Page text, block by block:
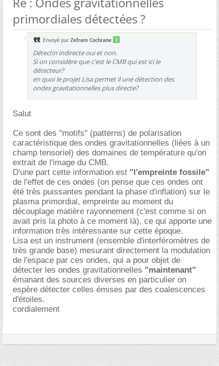
primordiales détectées ?
Envoyé par Zefram Cochrane
Détectin indirecte oui et non.
Si on considère que c'est le CMB qui est ici le
détecteur?
en quoi le projet Lisa permet il une détection des
ondes gravitationnelles plus directe?
Salut
Ce sont des "motifs" (patterns) de polarisation
caractéristique des ondes gravitationnelles (liées à un
champ tensoriel) des domaines de température qu'on
extrait de l'image du CMB.
D'une part cette information est "l'empreinte fossile"
de l'effet de ces ondes (on pense que ces ondes ont
été très puissantes pendant la phase d'inflation) sur le
plasma primordial, empreinte au moment du
découplage matière rayonnement (c'est comme si on
avait pris la photo à ce moment là), ce qui apporte une
information très intéressante sur cette époque.
Lisa est un instrument (ensemble d'interféromètres de
très grande base) mesurant directement la modulation
de l'espace par ces ondes, qui a pour objet de
détecter les ondes gravitationnelles "maintenant"
émanant des sources diverses en particulier on
espère détecter celles émises par des coalescences
d'étoiles.
cordialement